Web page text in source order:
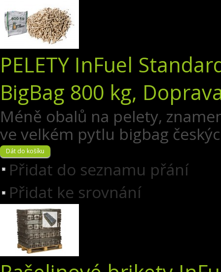
PELETY InFuel
BigBag 800 kg,
Méně obalů na pelety,
ve velkém pytlu bigbag
Přidat do seznamu přání
Přidat ke srovnání